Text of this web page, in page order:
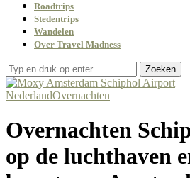
Roadtrips
Stedentrips
Wandelen
Over Travel Madness
Zoeken
NederlandOvernachten
Overnachten
op de luchthaven